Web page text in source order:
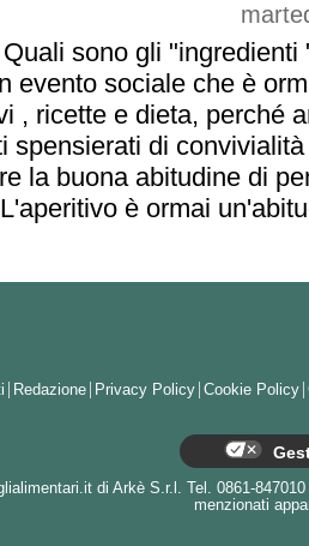
sono gli "ingredienti
evento sociale che è
, ricette e dieta, perché
spensierati di
la buona abitudine di
è ormai
Redazione Privacy Policy Cookie Policy
di Arkè S.r.l. Tel. 0861-
menzionati